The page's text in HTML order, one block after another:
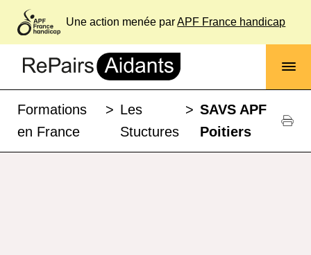
Une action menée parAPF France handicap
Formations
en France
> Les
Stuctures
> SAVS APF
Poitiers